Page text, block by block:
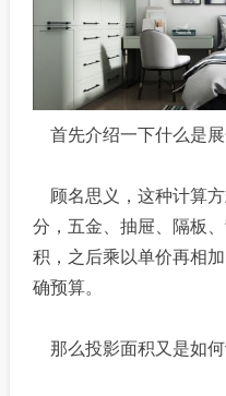
首先介绍一下什么是
顾名思义，这种计算
分，五金、抽屉、隔板
积，之后乘以单价再相
确预算。
那么投影面积又是如何